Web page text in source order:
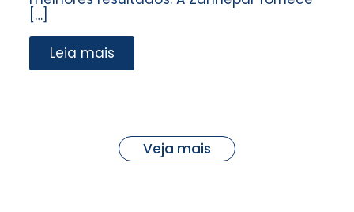
[…]
Leia mais
Veja mais